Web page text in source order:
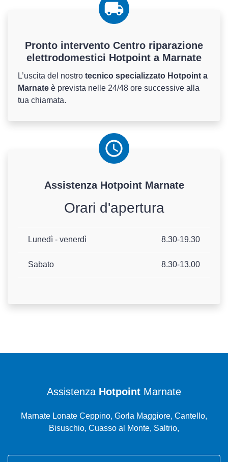
Pronto intervento Centro riparazione
elettrodomestici Hotpoint a Marnate
L’uscita del nostro tecnico specializzato Hotpoint a
Marnate è prevista nelle 24/48 ore successive alla
tua chiamata.
Assistenza HotpointMarnate
Orari d'apertura
Lunedì - venerdì 8.30-19.30
Sabato 8.30-13.00
Assistenza Hotpoint Marnate
Marnate Lonate Ceppino, Gorla Maggiore, Cantello,
Bisuschio, Cuasso al Monte, Saltrio,